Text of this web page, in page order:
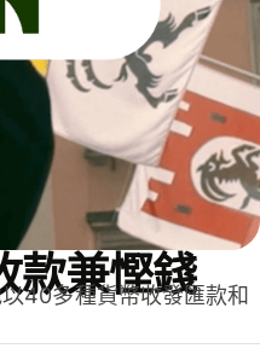
款兼慳錢
40多種貨幣收發匯款和